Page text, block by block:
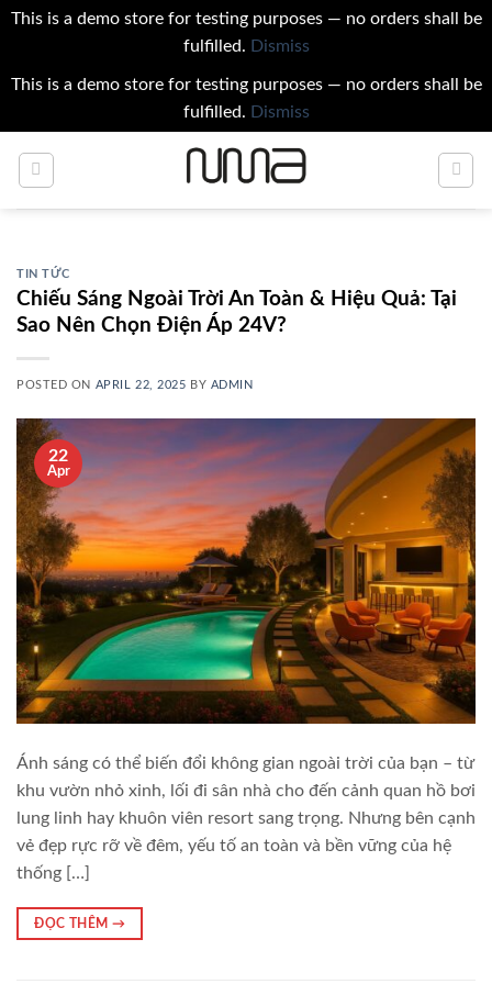
This is a demo store for testing purposes — no orders shall be
fulfilled. Dismiss
This is a demo store for testing purposes — no orders shall be
fulfilled. Dismiss
TIN TỨC
Chiếu Sáng Ngoài Trời An Toàn & Hiệu Quả: Tại
Sao Nên Chọn Điện Áp 24V?
POSTED ON APRIL 22, 2025 BY ADMIN
22
Apr
Ánh sáng có thể biến đổi không gian ngoài trời của bạn – từ
khu vườn nhỏ xinh, lối đi sân nhà cho đến cảnh quan hồ bơi
lung linh hay khuôn viên resort sang trọng. Nhưng bên cạnh
vẻ đẹp rực rỡ về đêm, yếu tố an toàn và bền vững của hệ
thống […]
ĐỌC THÊM →